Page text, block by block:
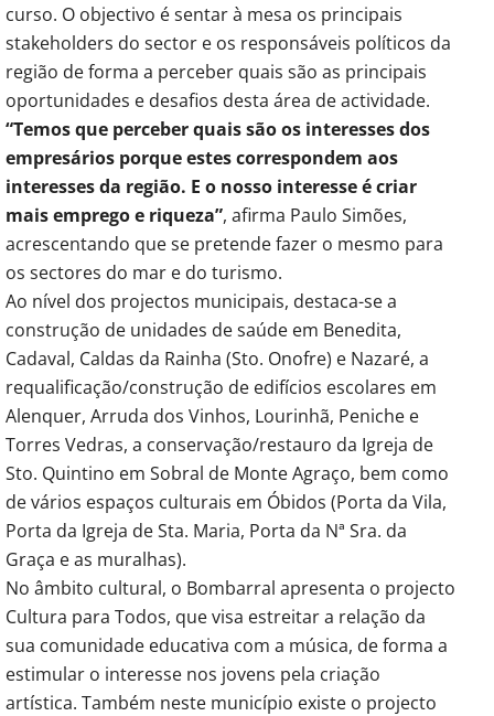
curso. O objectivo é sentar à mesa os principais
stakeholders do sector e os responsáveis políticos da
região de forma a perceber quais são as principais
oportunidades e desafios desta área de actividade.
“Temos que perceber quais são os interesses dos
empresários porque estes correspondem aos
interesses da região. E o nosso interesse é criar
mais emprego e riqueza”, afirma Paulo Simões,
acrescentando que se pretende fazer o mesmo para
os sectores do mar e do turismo.
Ao nível dos projectos municipais, destaca-se a
construção de unidades de saúde em Benedita,
Cadaval, Caldas da Rainha (Sto. Onofre) e Nazaré, a
requalificação/construção de edifícios escolares em
Alenquer, Arruda dos Vinhos, Lourinhã, Peniche e
Torres Vedras, a conservação/restauro da Igreja de
Sto. Quintino em Sobral de Monte Agraço, bem como
de vários espaços culturais em Óbidos (Porta da Vila,
Porta da Igreja de Sta. Maria, Porta da Nª Sra. da
Graça e as muralhas).
No âmbito cultural, o Bombarral apresenta o projecto
Cultura para Todos, que visa estreitar a relação da
sua comunidade educativa com a música, de forma a
estimular o interesse nos jovens pela criação
artística. Também neste município existe o projecto